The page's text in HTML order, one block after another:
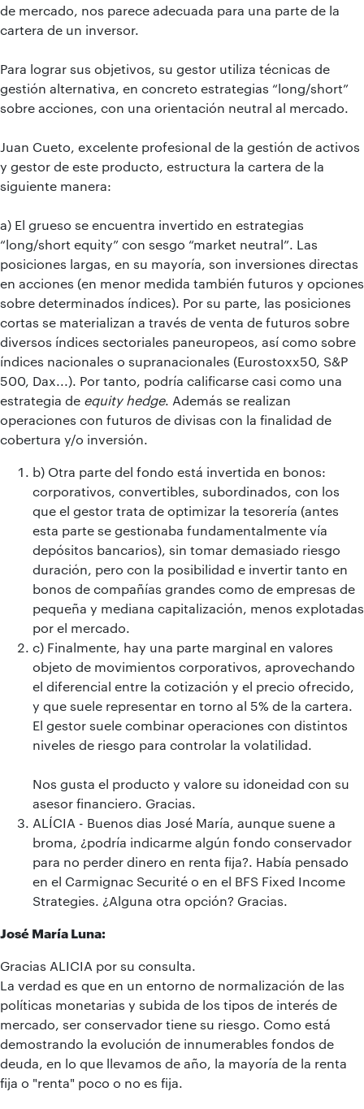
de mercado, nos parece adecuada para una parte de la
cartera de un inversor.
Para lograr sus objetivos, su gestor utiliza técnicas de
gestión alternativa, en concreto estrategias “long/short”
sobre acciones, con una orientación neutral al mercado.
Juan Cueto, excelente profesional de la gestión de activos
y gestor de este producto, estructura la cartera de la
siguiente manera:
a) El grueso se encuentra invertido en estrategias
“long/short equity” con sesgo “market neutral”. Las
posiciones largas, en su mayoría, son inversiones directas
en acciones (en menor medida también futuros y opciones
sobre determinados índices). Por su parte, las posiciones
cortas se materializan a través de venta de futuros sobre
diversos índices sectoriales paneuropeos, así como sobre
índices nacionales o supranacionales (Eurostoxx50, S&P
500, Dax...). Por tanto, podría calificarse casi como una
estrategia de equity hedge. Además se realizan
operaciones con futuros de divisas con la finalidad de
cobertura y/o inversión.
b) Otra parte del fondo está invertida en bonos:
corporativos, convertibles, subordinados, con los
que el gestor trata de optimizar la tesorería (antes
esta parte se gestionaba fundamentalmente vía
depósitos bancarios), sin tomar demasiado riesgo
duración, pero con la posibilidad e invertir tanto en
bonos de compañías grandes como de empresas de
pequeña y mediana capitalización, menos explotadas
por el mercado.
c) Finalmente, hay una parte marginal en valores
objeto de movimientos corporativos, aprovechando
el diferencial entre la cotización y el precio ofrecido,
y que suele representar en torno al 5% de la cartera.
El gestor suele combinar operaciones con distintos
niveles de riesgo para controlar la volatilidad.
Nos gusta el producto y valore su idoneidad con su
asesor financiero. Gracias.
ALÍCIA - Buenos dias José María, aunque suene a
broma, ¿podría indicarme algún fondo conservador
para no perder dinero en renta fija?. Había pensado
en el Carmignac Securité o en el BFS Fixed Income
Strategies. ¿Alguna otra opción? Gracias.
José María Luna:
Gracias ALICIA por su consulta.
La verdad es que en un entorno de normalización de las
políticas monetarias y subida de los tipos de interés de
mercado, ser conservador tiene su riesgo. Como está
demostrando la evolución de innumerables fondos de
deuda, en lo que llevamos de año, la mayoría de la renta
fija o "renta" poco o no es fija.